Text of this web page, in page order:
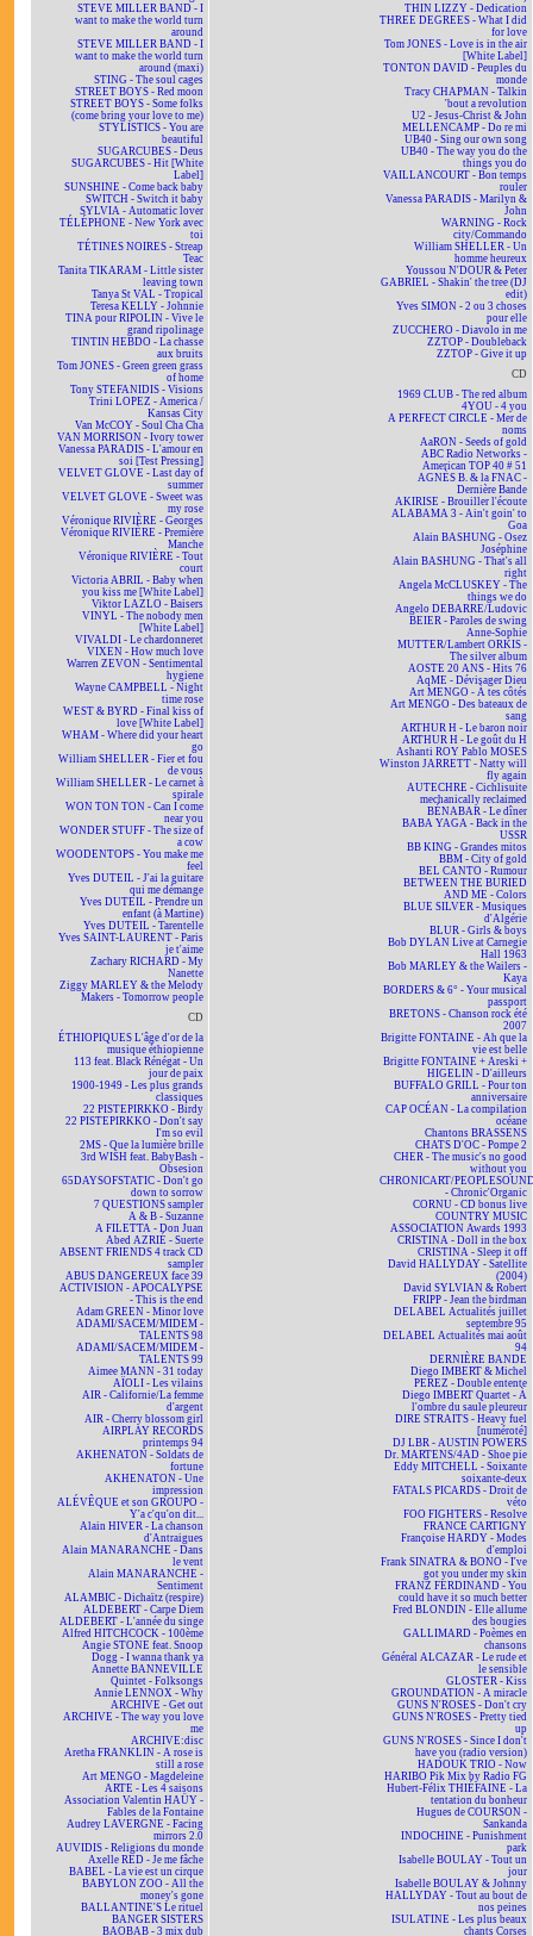
STEVE MILLER BAND - I
want to make the world turn
around
STEVE MILLER BAND - I
want to make the world turn
around (maxi)
STING - The soul cages
STREET BOYS - Red moon
STREET BOYS - Some folks
(come bring your love to me)
STYLISTICS - You are
beautiful
SUGARCUBES - Deus
SUGARCUBES - Hit [White
Label]
SUNSHINE - Come back baby
SWITCH - Switch it baby
SYLVIA - Automatic lover
TÉLÉPHONE - New York avec
toi
TÉTINES NOIRES - Streap
Teac
Tanita TIKARAM - Little sister
leaving town
Tanya St VAL - Tropical
Teresa KELLY - Johnnie
TINA pour RIPOLIN - Vive le
grand ripolinage
TINTIN HEBDO - La chasse
aux bruits
Tom JONES - Green green grass
of home
Tony STEFANIDIS - Visions
Trini LOPEZ - America /
Kansas City
Van McCOY - Soul Cha Cha
VAN MORRISON - Ivory tower
Vanessa PARADIS - L'amour en
soi [Test Pressing]
VELVET GLOVE - Last day of
summer
VELVET GLOVE - Sweet was
my rose
Véronique RIVIÈRE - Georges
Véronique RIVIÈRE - Première
Manche
Véronique RIVIÈRE - Tout
court
Victoria ABRIL - Baby when
you kiss me [White Label]
Viktor LAZLO - Baisers
VINYL - The nobody men
[White Label]
VIVALDI - Le chardonneret
VIXEN - How much love
Warren ZEVON - Sentimental
hygiene
Wayne CAMPBELL - Night
time rose
WEST & BYRD - Final kiss of
love [White Label]
WHAM - Where did your heart
go
William SHELLER - Fier et fou
de vous
William SHELLER - Le carnet à
spirale
WON TON TON - Can I come
near you
WONDER STUFF - The size of
a cow
WOODENTOPS - You make me
feel
Yves DUTEIL - J'ai la guitare
qui me démange
Yves DUTEIL - Prendre un
enfant (à Martine)
Yves DUTEIL - Tarentelle
Yves SAINT-LAURENT - Paris
je t'aime
Zachary RICHARD - My
Nanette
Ziggy MARLEY & the Melody
Makers - Tomorrow people
CD
ÉTHIOPIQUES L'âge d'or de la
musique éthiopienne
113 feat. Black Rénégat - Un
jour de paix
1900-1949 - Les plus grands
classiques
22 PISTEPIRKKO - Birdy
22 PISTEPIRKKO - Don't say
I'm so evil
2MS - Que la lumière brille
3rd WISH feat. BabyBash -
Obsesion
65DAYSOFSTATIC - Don't go
down to sorrow
7 QUESTIONS sampler
A & B - Suzanne
A FILETTA - Don Juan
Abed AZRIÉ - Suerte
ABSENT FRIENDS 4 track CD
sampler
ABUS DANGEREUX face 39
ACTIVISION - APOCALYPSE
- This is the end
Adam GREEN - Minor love
ADAMI/SACEM/MIDEM -
TALENTS 98
ADAMI/SACEM/MIDEM -
TALENTS 99
Aimee MANN - 31 today
AÏOLI - Les vilains
AIR - Californie/La femme
d'argent
AIR - Cherry blossom girl
AIRPLAY RECORDS
printemps 94
AKHENATON - Soldats de
fortune
AKHENATON - Une
impression
ALÉVÊQUE et son GROUPO -
Y'a c'qu'on dit...
Alain HIVER - La chanson
d'Antraigues
Alain MANARANCHE - Dans
le vent
Alain MANARANCHE -
Sentiment
ALAMBIC - Dichaïtz (respire)
ALDEBERT - Carpe Diem
ALDEBERT - L'année du singe
Alfred HITCHCOCK - 100ème
Angie STONE feat. Snoop
Dogg - I wanna thank ya
Annette BANNEVILLE
Quintet - Folksongs
Annie LENNOX - Why
ARCHIVE - Get out
ARCHIVE - The way you love
me
ARCHIVE:disc
Aretha FRANKLIN - A rose is
still a rose
Art MENGO - Magdeleine
ARTE - Les 4 saisons
Association Valentin HAÜY -
Fables de la Fontaine
Audrey LAVERGNE - Facing
mirrors 2.0
AUVIDIS - Religions du monde
Axelle RED - Je me fâche
BABEL - La vie est un cirque
BABYLON ZOO - All the
money's gone
BALLANTINE'S Le rituel
BANGER SISTERS
BAOBAB - 3 mix dub
THIN LIZZY - Dedication
THREE DEGREES - What I did
for love
Tom JONES - Love is in the air
[White Label]
TONTON DAVID - Peuples du
monde
Tracy CHAPMAN - Talkin
'bout a revolution
U2 - Jesus-Christ & John
MELLENCAMP - Do re mi
UB40 - Sing our own song
UB40 - The way you do the
things you do
VAILLANCOURT - Bon temps
rouler
Vanessa PARADIS - Marilyn &
John
WARNING - Rock
city/Commando
William SHELLER - Un
homme heureux
Youssou N'DOUR & Peter
GABRIEL - Shakin' the tree (DJ
edit)
Yves SIMON - 2 ou 3 choses
pour elle
ZUCCHERO - Diavolo in me
ZZTOP - Doubleback
ZZTOP - Give it up
CD
1969 CLUB - The red album
4YOU - 4 you
A PERFECT CIRCLE - Mer de
noms
AaRON - Seeds of gold
ABC Radio Networks -
American TOP 40 # 51
AGNÈS B. & la FNAC -
Dernière Bande
AKIRISE - Brouiller l'écoute
ALABAMA 3 - Ain't goin' to
Goa
Alain BASHUNG - Osez
Joséphine
Alain BASHUNG - That's all
right
Angela McCLUSKEY - The
things we do
Angelo DEBARRE/Ludovic
BEIER - Paroles de swing
Anne-Sophie
MUTTER/Lambert ORKIS -
The silver album
AOSTE 20 ANS - Hits 76
AqME - Dévisager Dieu
Art MENGO - À tes côtés
Art MENGO - Des bateaux de
sang
ARTHUR H - Le baron noir
ARTHUR H - Le goût du H
Ashanti ROY Pablo MOSES
Winston JARRETT - Natty will
fly again
AUTECHRE - Cichlisuite
mechanically reclaimed
BÉNABAR - Le dîner
BABA YAGA - Back in the
USSR
BB KING - Grandes mitos
BBM - City of gold
BEL CANTO - Rumour
BETWEEN THE BURIED
AND ME - Colors
BLUE SILVER - Musiques
d'Algérie
BLUR - Girls & boys
Bob DYLAN Live at Carnegie
Hall 1963
Bob MARLEY & the Wailers -
Kaya
BORDERS & 6° - Your musical
passport
BRETONS - Chanson rock été
2007
Brigitte FONTAINE - Ah que la
vie est belle
Brigitte FONTAINE + Areski +
HIGELIN - D'ailleurs
BUFFALO GRILL - Pour ton
anniversaire
CAP OCÉAN - La compilation
océane
Chantons BRASSENS
CHATS D'OC - Pompe 2
CHER - The music's no good
without you
CHRONICART/
- Chronic'Organic
CORNU - CD bonus live
COUNTRY MUSIC
ASSOCIATION Awards 1993
CRISTINA - Doll in the box
CRISTINA - Sleep it off
David HALLYDAY - Satellite
(2004)
David SYLVIAN & Robert
FRIPP - Jean the birdman
DELABEL Actualités juillet
septembre 95
DELABEL Actualités mai août
94
DERNIÈRE BANDE
Diego IMBERT & Michel
PEREZ - Double entente
Diego IMBERT Quartet - À
l'ombre du saule pleureur
DIRE STRAITS - Heavy fuel
[numéroté]
DJ LBR - AUSTIN POWERS
Dr. MARTENS/4AD - Shoe pie
Eddy MITCHELL - Soixante
soixante-deux
FATALS PICARDS - Droit de
véto
FOO FIGHTERS - Resolve
FRANCE CARTIGNY
Françoise HARDY - Modes
d'emploi
Frank SINATRA & BONO - I've
got you under my skin
FRANZ FERDINAND - You
could have it so much better
Fred BLONDIN - Elle allume
des bougies
GALLIMARD - Poèmes en
chansons
Général ALCAZAR - Le rude et
le sensible
GLOSTER - Kiss
GROUNDATION - A miracle
GUNS N'ROSES - Don't cry
GUNS N'ROSES - Pretty tied
up
GUNS N'ROSES - Since I don't
have you (radio version)
HADOUK TRIO - Now
HARIBO Pik Mix by Radio FG
Hubert-Félix THIÉFAINE - La
tentation du bonheur
Hugues de COURSON -
Sankanda
INDOCHINE - Punishment
park
Isabelle BOULAY - Tout un
jour
Isabelle BOULAY & Johnny
HALLYDAY - Tout au bout de
nos peines
ISULATINE - Les plus beaux
chants Corses